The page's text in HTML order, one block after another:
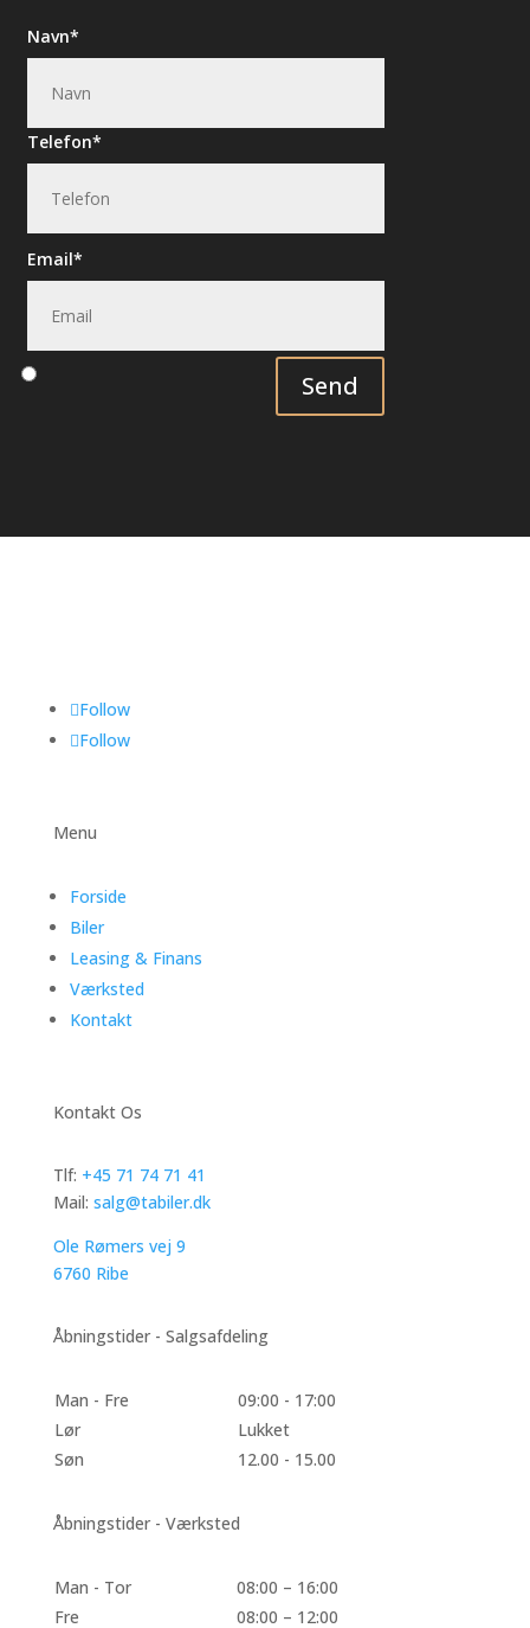
Navn
Telefon
Email
Send
Follow
Follow
Menu
Forside
Biler
Leasing & Finans
Værksted
Kontakt
Kontakt Os
Tlf: +45 71 74 71 41
Mail: salg@tabiler.dk
Ole Rømers vej 9
6760 Ribe
Åbningstider - Salgsafdeling
Man - Fre
09:00 - 17:00
Lør
Lukket
Søn
12.00 - 15.00
Åbningstider - Værksted
Man - Tor
08:00 – 16:00
Fre
08:00 – 12:00